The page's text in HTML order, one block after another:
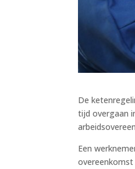
De
tijd overgaan
Een